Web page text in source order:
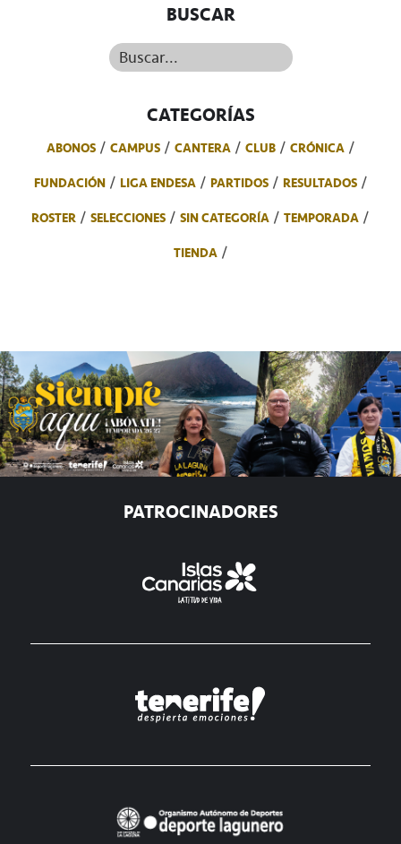
BUSCAR
Buscar...
CATEGORÍAS
ABONOS CAMPUS CANTERA CLUB
CRÓNICA
FUNDACIÓN
LIGA ENDESA PARTIDOS
RESULTADOS
ROSTER
SELECCIONES SIN CATEGORÍA
TEMPORADA
TIENDA
PATROCINADORES